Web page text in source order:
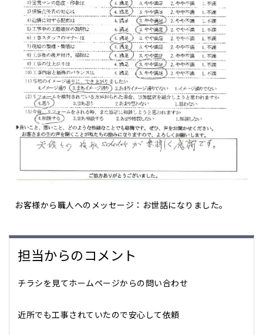
お客様から職人へのメッセージ：お世話になりました。
担当からのコメント
チラシを見てホームページからの問い合わせ
近所でも工事されていたので安心して依頼